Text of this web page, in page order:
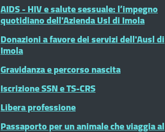
AIDS - HIV e salute sessuale: l’impegno
quotidiano dell'Azienda Usl di Imola
Donazioni a favore dei servizi dell'Ausl di
Imola
Gravidanza e percorso nascita
Iscrizione SSN e TS-CRS
Libera professione
Passaporto per un animale che viaggia al